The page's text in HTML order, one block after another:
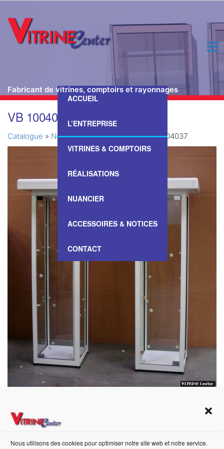
Nous utilisons des cookies pour optimiser notre site web et notre service.
Fabricant de vitrines, comptoirs et rayonnages
ACCUEIL
L’ENTREPRISE
VITRINES & COMPTOIRS
RÉALISATIONS
NUANCIER
ACCESSOIRES & NOTICES
CONTACT
VB 1004037
Catalogue » Nos Vitrines & Comptoirs»VB 1004037